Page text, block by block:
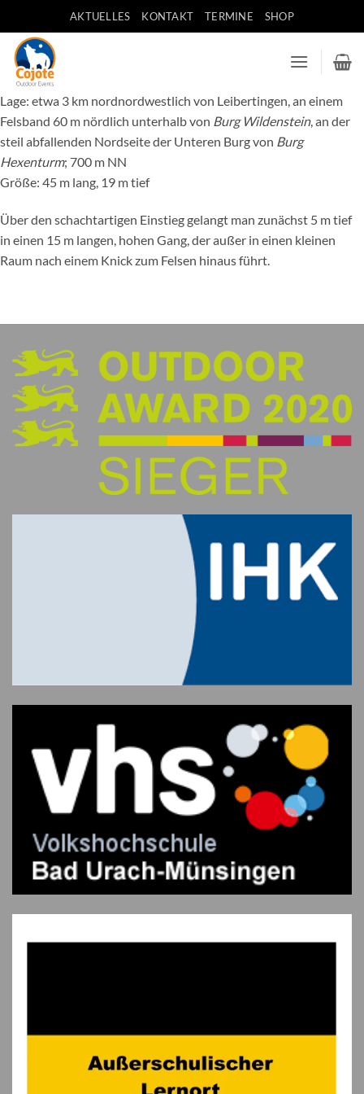
Inhalt
springen
AKTUELLES KONTAKT TERMINE SHOP
Lage: etwa 3 km nordnordwestlich von Leibertingen, an einem
Felsband 60 m nördlich unterhalb von Burg Wildenstein, an der
steil abfallenden Nordseite der Unteren Burg von Burg
Hexenturm; 700 m NN
Größe: 45 m lang, 19 m tief
Über den schachtartigen Einstieg gelangt man zunächst 5 m tief
in einen 15 m langen, hohen Gang, der außer in einen kleinen
Raum nach einem Knick zum Felsen hinaus führt.